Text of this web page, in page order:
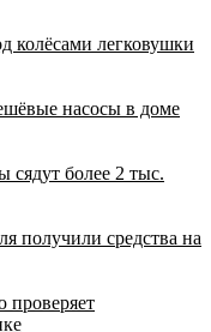
колёсами легковушки
насосы в доме
сядут более 2 тыс.
получили средства на
проверяет